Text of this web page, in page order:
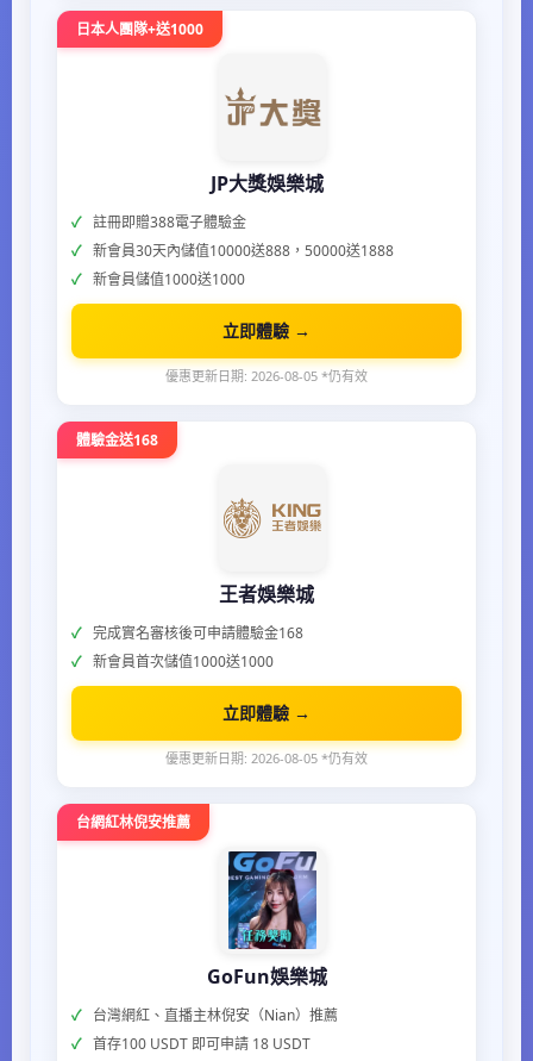
日本人團隊+送1000
JP大獎娛樂城
註冊即贈388電子體驗金
新會員30天內儲值10000送888，50000送1888
新會員儲值1000送1000
立即體驗 →
優惠更新日期: 2026-08-05 *仍有效
體驗金送168
王者娛樂城
完成實名審核後可申請體驗金168
新會員首次儲值1000送1000
立即體驗 →
優惠更新日期: 2026-08-05 *仍有效
台網紅林倪安推薦
GoFun娛樂城
台灣網紅、直播主林倪安（Nian）推薦
首存100 USDT 即可申請 18 USDT